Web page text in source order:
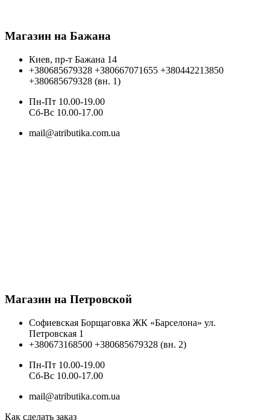
Магазин на Бажана
Киев, пр-т Бажана 14
+380685679328 +380667071655 +380442213850
+380685679328 (вн. 1)
Пн-Пт 10.00-19.00
Cб-Вс 10.00-17.00
mail@atributika.com.ua
Магазин на Петровской
Софиевская Борщаговка ЖК «Барселона» ул.
Петровская 1
+380673168500 +380685679328 (вн. 2)
Пн-Пт 10.00-19.00
Cб-Вс 10.00-17.00
mail@atributika.com.ua
Как сделать заказ